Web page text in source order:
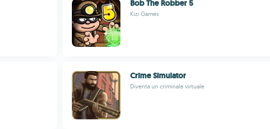
Bob The Robber 5
Kizi Games
Crime Simulator
Diventa un criminale virtuale